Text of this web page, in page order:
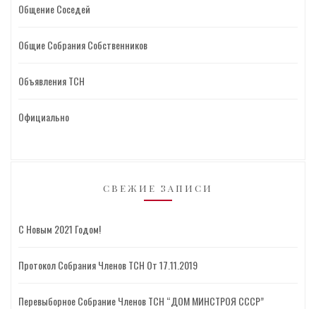
Общение Соседей
Общие Собрания Собственников
Объявления ТСН
Официально
СВЕЖИЕ ЗАПИСИ
С Новым 2021 Годом!
Протокол Собрания Членов ТСН От 17.11.2019
Перевыборное Собрание Членов ТСН “ДОМ МИНСТРОЯ СССР”